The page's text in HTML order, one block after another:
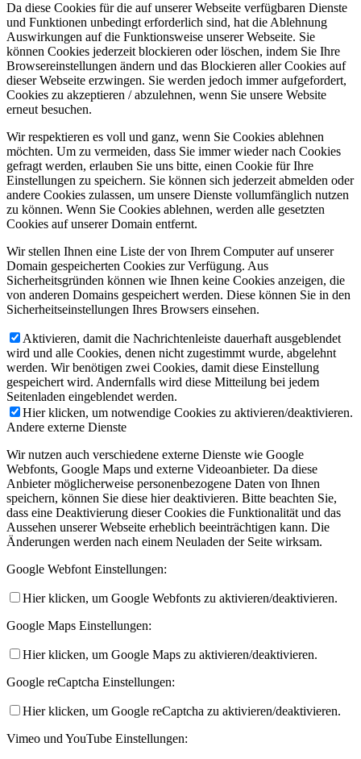
Da diese Cookies für die auf unserer Webseite verfügbaren Dienste
und Funktionen unbedingt erforderlich sind, hat die Ablehnung
Auswirkungen auf die Funktionsweise unserer Webseite. Sie
können Cookies jederzeit blockieren oder löschen, indem Sie Ihre
Browsereinstellungen ändern und das Blockieren aller Cookies auf
dieser Webseite erzwingen. Sie werden jedoch immer aufgefordert,
Cookies zu akzeptieren / abzulehnen, wenn Sie unsere Website
erneut besuchen.
Wir respektieren es voll und ganz, wenn Sie Cookies ablehnen
möchten. Um zu vermeiden, dass Sie immer wieder nach Cookies
gefragt werden, erlauben Sie uns bitte, einen Cookie für Ihre
Einstellungen zu speichern. Sie können sich jederzeit abmelden oder
andere Cookies zulassen, um unsere Dienste vollumfänglich nutzen
zu können. Wenn Sie Cookies ablehnen, werden alle gesetzten
Cookies auf unserer Domain entfernt.
Wir stellen Ihnen eine Liste der von Ihrem Computer auf unserer
Domain gespeicherten Cookies zur Verfügung. Aus
Sicherheitsgründen können wie Ihnen keine Cookies anzeigen, die
von anderen Domains gespeichert werden. Diese können Sie in den
Sicherheitseinstellungen Ihres Browsers einsehen.
Aktivieren, damit die Nachrichtenleiste dauerhaft ausgeblendet
wird und alle Cookies, denen nicht zugestimmt wurde, abgelehnt
werden. Wir benötigen zwei Cookies, damit diese Einstellung
gespeichert wird. Andernfalls wird diese Mitteilung bei jedem
Seitenladen eingeblendet werden.
Hier klicken, um notwendige Cookies zu aktivieren/deaktivieren.
Andere externe Dienste
Wir nutzen auch verschiedene externe Dienste wie Google
Webfonts, Google Maps und externe Videoanbieter. Da diese
Anbieter möglicherweise personenbezogene Daten von Ihnen
speichern, können Sie diese hier deaktivieren. Bitte beachten Sie,
dass eine Deaktivierung dieser Cookies die Funktionalität und das
Aussehen unserer Webseite erheblich beeinträchtigen kann. Die
Änderungen werden nach einem Neuladen der Seite wirksam.
Google Webfont Einstellungen:
Hier klicken, um Google Webfonts zu aktivieren/deaktivieren.
Google Maps Einstellungen:
Hier klicken, um Google Maps zu aktivieren/deaktivieren.
Google reCaptcha Einstellungen:
Hier klicken, um Google reCaptcha zu aktivieren/deaktivieren.
Vimeo und YouTube Einstellungen: